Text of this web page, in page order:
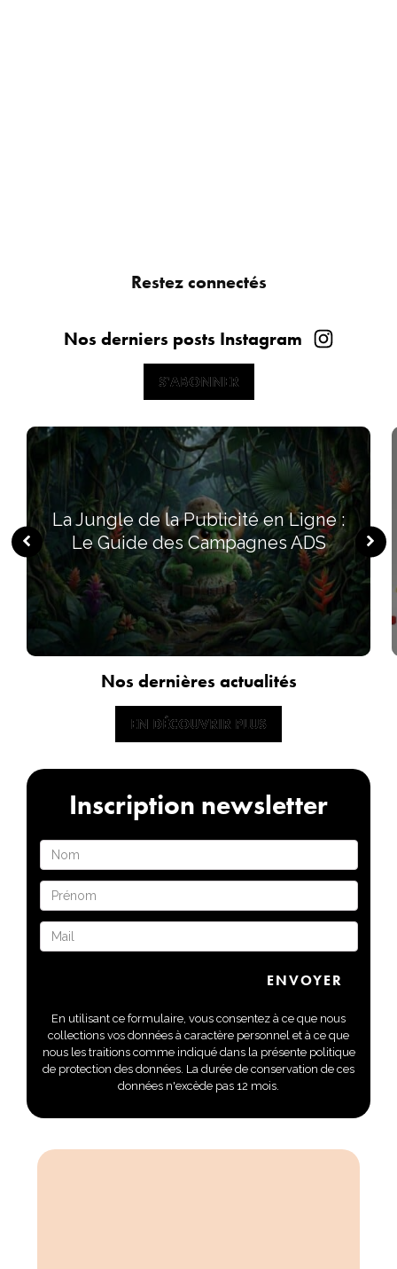
Restez connectés
Nos derniers posts Instagram
S'ABONNER
S'ABONNER
La Jungle de la Publicité en Ligne :
Le Guide des Campagnes ADS
Nos dernières actualités
EN DÉCOUVRIR PLUS
EN DÉCOUVRIR PLUS
Inscription newsletter
En utilisant ce formulaire, vous consentez à ce que nous
collections vos données à caractère personnel et à ce que
nous les traitions comme indiqué dans la présente politique
de protection des données. La durée de conservation de ces
données n'excède pas 12 mois.